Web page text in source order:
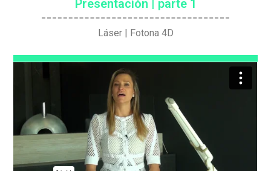
Presentación | parte 1
Láser | Fotona 4D